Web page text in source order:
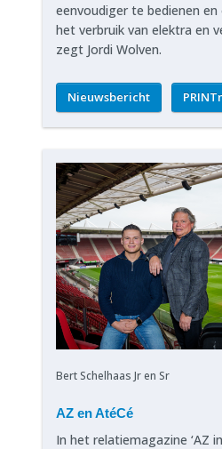
eenvoudiger te bedienen
het verbruik van elektra en
zegt Jordi Wolven.
Nieuwsbericht
Bert Schelhaas Jr en Sr
AZ en AtéCé
In het relatiemagazine ‘AZ